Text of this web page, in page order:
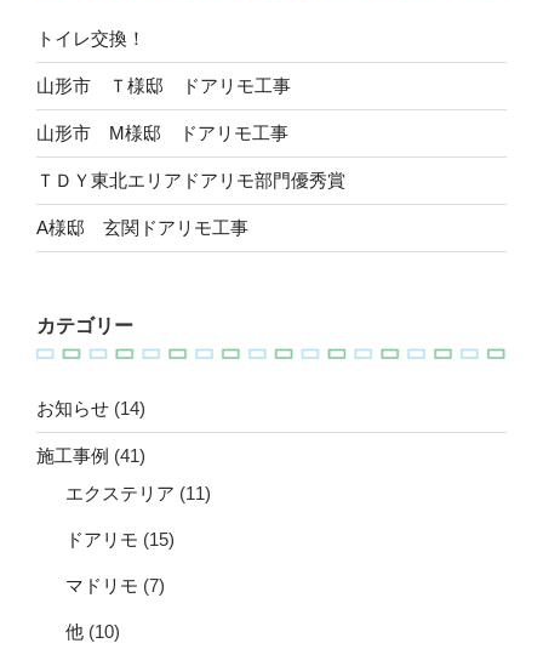
トイレ交換！
山形市 Ｔ様邸 ドアリモ工事
山形市 M様邸 ドアリモ工事
ＴＤＹ東北エリアドアリモ部門優秀賞
A様邸 玄関ドアリモ工事
カテゴリー
お知らせ (14)
施工事例 (41)
エクステリア (11)
ドアリモ (15)
マドリモ (7)
他 (10)